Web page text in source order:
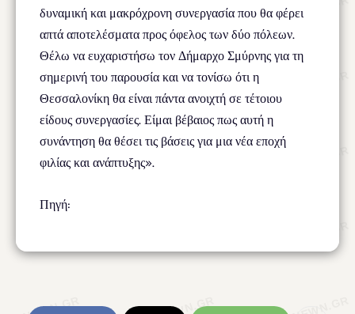
δυναμική και μακρόχρονη συνεργασία που θα φέρει
απτά αποτελέσματα προς όφελος των δύο πόλεων.
Θέλω να ευχαριστήσω τον Δήμαρχο Σμύρνης για τη
σημερινή του παρουσία και να τονίσω ότι η
Θεσσαλονίκη θα είναι πάντα ανοιχτή σε τέτοιου
είδους συνεργασίες. Είμαι βέβαιος πως αυτή η
συνάντηση θα θέσει τις βάσεις για μια νέα εποχή
φιλίας και ανάπτυξης».
Πηγή: